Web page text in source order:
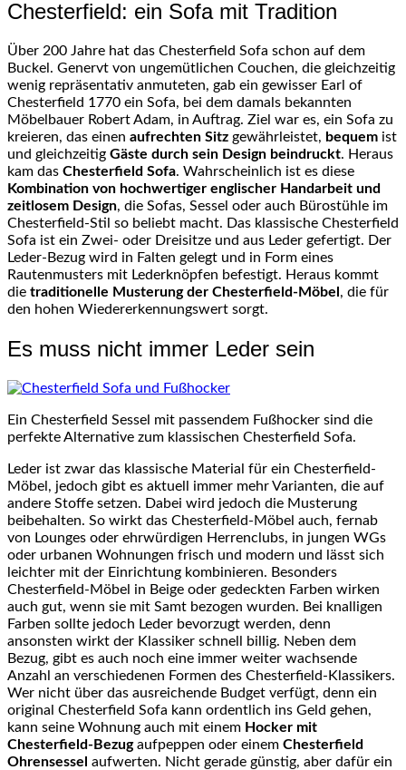
Chesterfield: ein Sofa mit Tradition
Über 200 Jahre hat das Chesterfield Sofa schon auf dem
Buckel. Genervt von ungemütlichen Couchen, die gleichzeitig
wenig repräsentativ anmuteten, gab ein gewisser Earl of
Chesterfield 1770 ein Sofa, bei dem damals bekannten
Möbelbauer Robert Adam, in Auftrag. Ziel war es, ein Sofa zu
kreieren, das einen aufrechten Sitz gewährleistet, bequem ist
und gleichzeitig Gäste durch sein Design beindruckt. Heraus
kam das Chesterfield Sofa. Wahrscheinlich ist es diese
Kombination von hochwertiger englischer Handarbeit und
zeitlosem Design, die Sofas, Sessel oder auch Bürostühle im
Chesterfield-Stil so beliebt macht. Das klassische Chesterfield
Sofa ist ein Zwei- oder Dreisitze und aus Leder gefertigt. Der
Leder-Bezug wird in Falten gelegt und in Form eines
Rautenmusters mit Lederknöpfen befestigt. Heraus kommt
die traditionelle Musterung der Chesterfield-Möbel , die für
den hohen Wiedererkennungswert sorgt.
Es muss nicht immer Leder sein
Ein Chesterfield Sessel mit passendem Fußhocker sind die
perfekte Alternative zum klassischen Chesterfield Sofa.
Leder ist zwar das klassische Material für ein Chesterfield-
Möbel, jedoch gibt es aktuell immer mehr Varianten, die auf
andere Stoffe setzen. Dabei wird jedoch die Musterung
beibehalten. So wirkt das Chesterfield-Möbel auch, fernab
von Lounges oder ehrwürdigen Herrenclubs, in jungen WGs
oder urbanen Wohnungen frisch und modern und lässt sich
leichter mit der Einrichtung kombinieren. Besonders
Chesterfield-Möbel in Beige oder gedeckten Farben wirken
auch gut, wenn sie mit Samt bezogen wurden. Bei knalligen
Farben sollte jedoch Leder bevorzugt werden, denn
ansonsten wirkt der Klassiker schnell billig. Neben dem
Bezug, gibt es auch noch eine immer weiter wachsende
Anzahl an verschiedenen Formen des Chesterfield-Klassikers.
Wer nicht über das ausreichende Budget verfügt, denn ein
original Chesterfield Sofa kann ordentlich ins Geld gehen,
kann seine Wohnung auch mit einem Hocker mit
Chesterfield-Bezugaufpeppen oder einem Chesterfield
Ohrensessel aufwerten. Nicht gerade günstig, aber dafür ein